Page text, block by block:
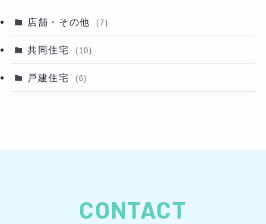
店舗・その他 (7)
共同住宅 (10)
戸建住宅 (6)
CONTACT